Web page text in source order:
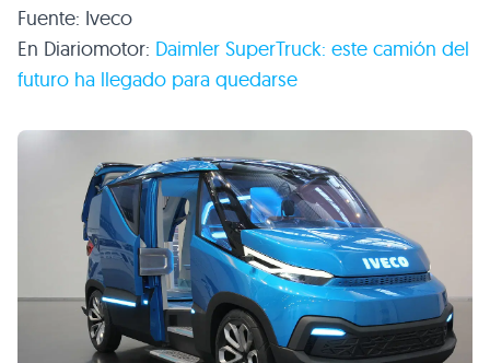
Fuente: Iveco
En Diariomotor: Daimler SuperTruck: este camión del
futuro ha llegado para quedarse